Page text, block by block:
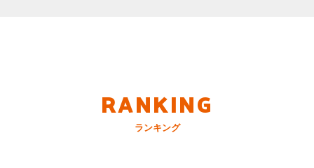
RANKING
ランキング